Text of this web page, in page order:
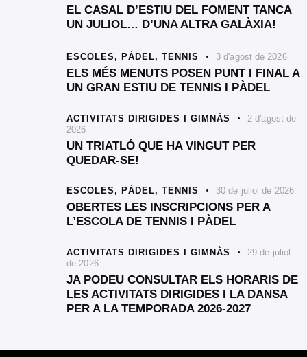
EL CASAL D’ESTIU DEL FOMENT TANCA
UN JULIOL… D’UNA ALTRA GALÀXIA!
ESCOLES, PÀDEL, TENNIS 3 d'agost de 2026
ELS MÉS MENUTS POSEN PUNT I FINAL A
UN GRAN ESTIU DE TENNIS I PÀDEL
ACTIVITATS DIRIGIDES I GIMNÀS
2 d'agost de
2026
UN TRIATLÓ QUE HA VINGUT PER
QUEDAR-SE!
ESCOLES, PÀDEL, TENNIS 30 de juliol de 2026
OBERTES LES INSCRIPCIONS PER A
L’ESCOLA DE TENNIS I PÀDEL
ACTIVITATS DIRIGIDES I GIMNÀS
29 de juliol
de 2026
JA PODEU CONSULTAR ELS HORARIS DE
LES ACTIVITATS DIRIGIDES I LA DANSA
PER A LA TEMPORADA 2026-2027